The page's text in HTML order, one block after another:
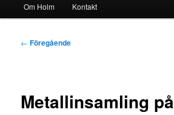
Om Holm Kontakt
Inläggsnavigering
← Föregående
Metallinsamling på